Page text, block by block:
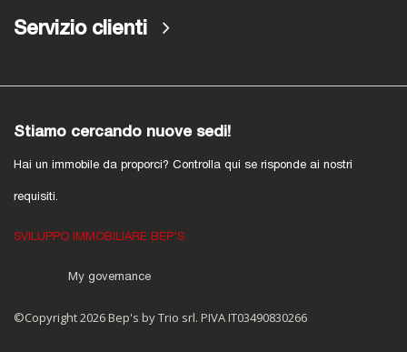
Servizio clienti
Stiamo cercando nuove sedi!
Hai un immobile da proporci? Controlla qui se risponde ai nostri
requisiti.
SVILUPPO IMMOBILIARE BEP'S
My governance
©Copyright 2026 Bep's by Trio srl. PIVA IT03490830266